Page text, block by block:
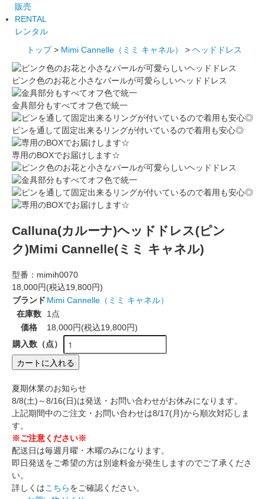
販売
RENTAL
レンタル
トップ > Mimi Cannelle（ミミ キャネル） > ヘッドドレス
ピンク色のお花と小さなパールが可愛らしいヘッドドレス
金具部分もすべてオフ色で統一
ピンを通して固定出来るリングが付いているので着用も安心◎
専用のBOXでお届けします☆
Calluna(カルーナ)ヘッドドレス(ピン
ク)Mimi Cannelle(ミミ キャネル)
型番： mimih0070
18,000円(税込19,800円)
ブランド Mimi Cannelle（ミミ キャネル）
在庫数
1点
価格
18,000円(税込19,800円)
購入数（点）
カートに入れる
夏期休業のお知らせ
8/8(土)～8/16(日)は発送・お問い合わせがお休みになります。
上記期間中のご注文・お問い合わせは8/17(月)から順次対応しま
す。
※ご注意ください※
配送日は毎週月曜・木曜のみになります。
即日発送をご希望の方は別途料金が発生しますのでご了承くださ
い。
詳しくはこちらをご確認ください。